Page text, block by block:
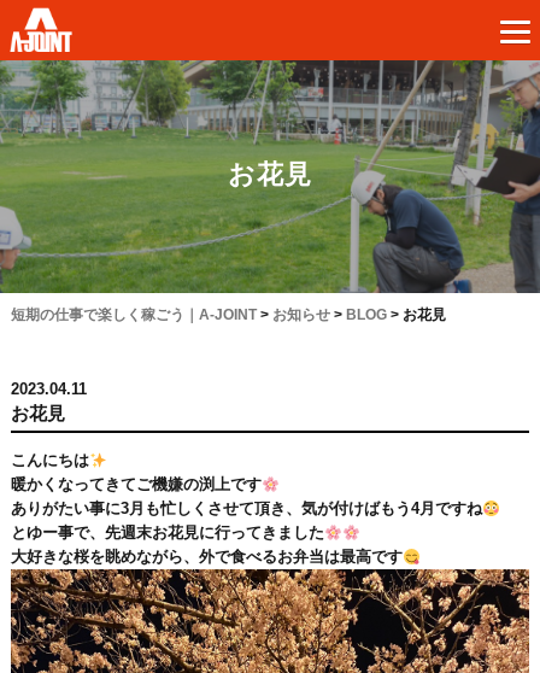
お花見
短期の仕事で楽しく稼ごう｜A-JOINT> お知らせ> BLOG> お花見
2023.04.11
お花見
こんにちは
暖かくなってきてご機嫌の渕上です
ありがたい事に3月も忙しくさせて頂き、気が付けばもう4月ですね
とゆー事で、先週末お花見に行ってきました
大好きな桜を眺めながら、外で食べるお弁当は最高です